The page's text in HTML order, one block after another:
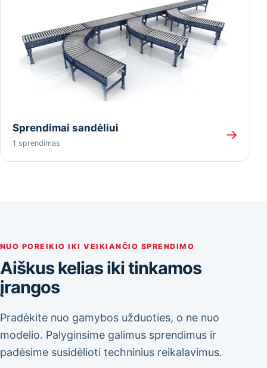
Sprendimai sandėliui
1 sprendimas
→
NUO POREIKIO IKI VEIKIANČIO SPRENDIMO
Aiškus kelias iki tinkamos
įrangos
Pradėkite nuo gamybos užduoties, o ne nuo
modelio. Palyginsime galimus sprendimus ir
padėsime susidėlioti techninius reikalavimus.